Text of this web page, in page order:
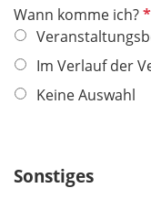
Wann komme ich?P
f
l
Im Verlauf der
Keine Auswahl
Sonstiges